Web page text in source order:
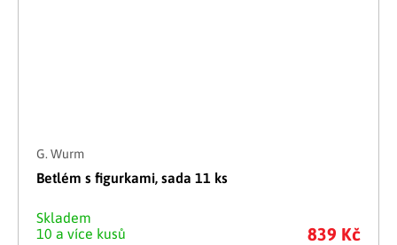
G. Wurm
Betlém s figurkami, sada 11 ks
Skladem
10 a více kusů
839 Kč